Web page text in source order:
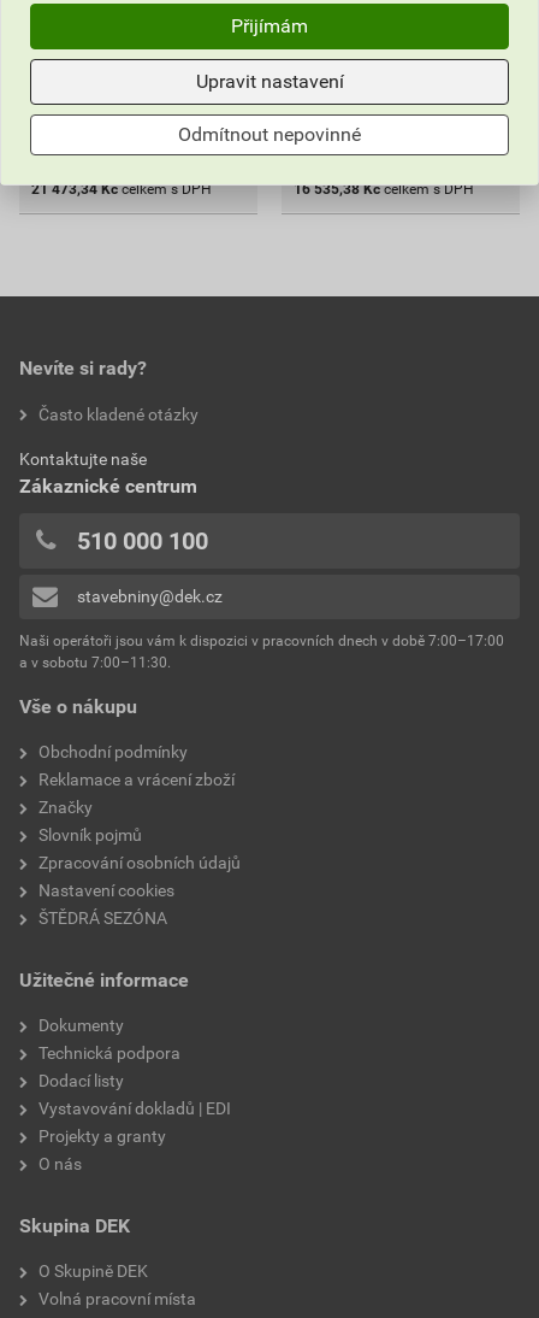
Dostupné jen v (26) prodejnách
paleta
Poptat
do košíku přidáte 1 200 kg
21 473,34 Kč celkem s DPH
Na poptávku
paleta
Poptat
do košíku přidáte 1 200 kg
16 535,38 Kč celkem s DPH
Vše o nákupu
Obchodní podmínky
Reklamace a vrácení zboží
Značky
Slovník pojmů
Zpracování osobních údajů
Nastavení cookies
ŠTĚDRÁ SEZÓNA
Užitečné informace
Dokumenty
Technická podpora
Dodací listy
Vystavování dokladů | EDI
Projekty a granty
O nás
Skupina DEK
O Skupině DEK
Volná pracovní místa
Nevíte si rady?
Často kladené otázky
Kontaktujte naše
Zákaznické centrum
510 000 100
stavebniny@dek.cz
Naši operátoři jsou vám k dispozici v pracovních dnech v době 7:00–17:00
a v sobotu 7:00–11:30.
Přijímám
Upravit nastavení
Odmítnout nepovinné